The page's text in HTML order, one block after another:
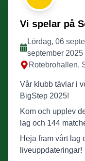
Vi spelar på
Lördag, 06
september 2025
Rotebrohallen,
Vår klubb tävlar i
BigStep 2025!
Kom och upplev
lag och 144
Heja fram vårt lag
liveuppdateringar!